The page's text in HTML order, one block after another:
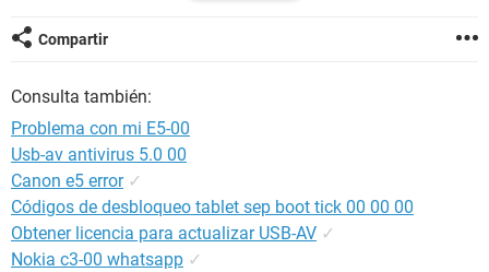
ya no me la reconoció) asi que se me bloqueó. en movistar
me mandan a un service oficial de capital que no me resulta
muchísimos usuarios que lo probaron con pésimos
resultados ademas llamé y te atienden tipo "no molestes
microbio nos sobra el trabajo" y "que te puedo cobrar?"asi
que como en la web vi lugares en dónde uno mismo podría
desbloquearlo espero comentarios. desde ya muchas
gracias!
Compartir
Consulta también:
Problema con mi E5-00
Usb-av antivirus 5.0 00
Canon e5 error ✓
Códigos de desbloqueo tablet sep boot tick 00 00 00
Obtener licencia para actualizar USB-AV ✓
Nokia c3-00 whatsapp ✓